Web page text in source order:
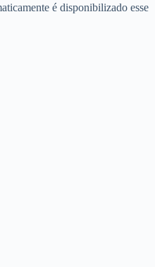
é disponibilizado esse